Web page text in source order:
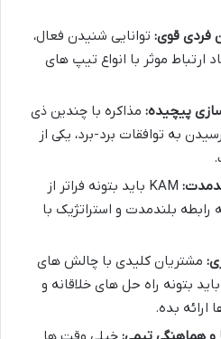
فردی قوی: توانایی شنیدن فعال،
ارتباط موثر با انواع تیپ های
پیچیده: مذاکره با چندین ذی
به توافقات برد-برد، یکی از
KAM باید بتونه فراتر از
رابطه بلندمدت و استراتژیک با
مشتریان کلیدی با چالش های
بزرگی روبرو هستن. KAM باید بتونه راه حل های خلاقانه و
ارائه بده.